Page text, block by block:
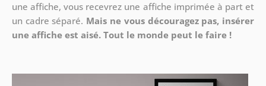
une affiche, vous recevrez une affiche imprimée à part et
un cadre séparé. Mais ne vous découragez pas, insérer
une affiche est aisé. Tout le monde peut le faire !